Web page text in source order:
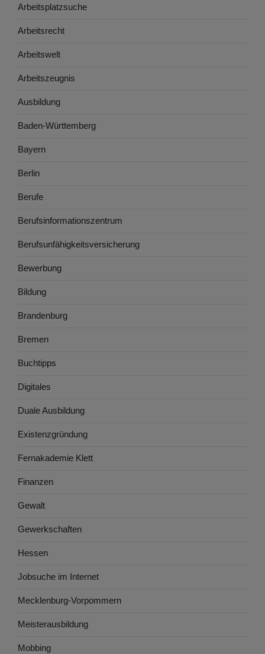
Arbeitsplatzsuche
Arbeitsrecht
Arbeitswelt
Arbeitszeugnis
Ausbildung
Baden-Württemberg
Bayern
Berlin
Berufe
Berufsinformationszentrum
Berufsunfähigkeitsversicherung
Bewerbung
Bildung
Brandenburg
Bremen
Buchtipps
Digitales
Duale Ausbildung
Existenzgründung
Fernakademie Klett
Finanzen
Gewalt
Gewerkschaften
Hessen
Jobsuche im Internet
Mecklenburg-Vorpommern
Meisterausbildung
Mobbing